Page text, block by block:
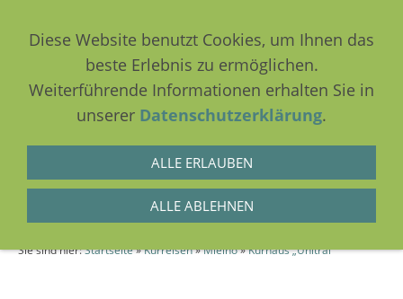
NAVIGATION EINBLENDEN
Kurhaus „Unitral“
Sie sind hier:Startseite»Kurreisen»Mielno»Kurhaus „Unitral“
Diese Website benutzt Cookies, um Ihnen das
beste Erlebnis zu ermöglichen.
Weiterführende Informationen erhalten Sie in
unserer Datenschutzerklärung.
ALLE ERLAUBEN
ALLE ABLEHNEN